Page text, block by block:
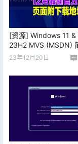
[资源] Windows 11
23H2 MVS (MSDN)
像 - 2023 年 12 月
23年12月20日